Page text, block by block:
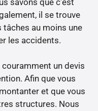
il se trouve
au moins une
les accidents.
un devis
Afin que vous
et que vous
structures. Nous